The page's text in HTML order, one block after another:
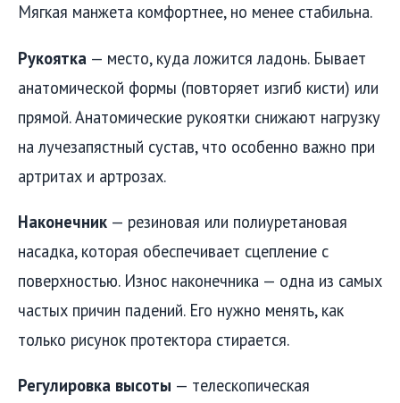
Мягкая манжета комфортнее, но менее стабильна.
Рукоятка — место, куда ложится ладонь. Бывает
анатомической формы (повторяет изгиб кисти) или
прямой. Анатомические рукоятки снижают нагрузку
на лучезапястный сустав, что особенно важно при
артритах и артрозах.
Наконечник — резиновая или полиуретановая
насадка, которая обеспечивает сцепление с
поверхностью. Износ наконечника — одна из самых
частых причин падений. Его нужно менять, как
только рисунок протектора стирается.
Регулировка высоты — телескопическая